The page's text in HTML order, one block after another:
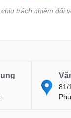
trách nhiệm đối
81/